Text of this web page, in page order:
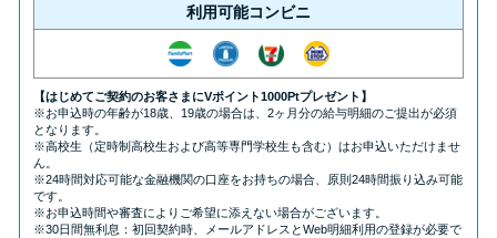
利用可能コンビニ
【はじめてご契約のお客さまにVポイント1000Ptプレゼント】
※お申込時の年齢が18歳、19歳の場合は、2ヶ月分の給与明細のご提出が必須
となります。
※高校生（定時制高校生および高等専門学校生も含む）はお申込いただけませ
ん。
※24時間対応可能な金融機関の口座をお持ちの場合、原則24時間振り込み可能
です。
※お申込時間や審査によりご希望に添えない場合がございます。
※30日間無利息：初回契約時、メールアドレスとWeb明細利用の登録が必要で